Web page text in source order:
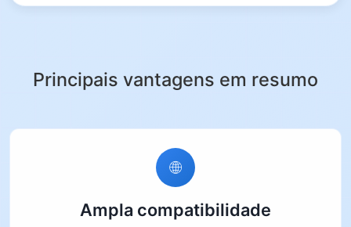
Principais vantagens em resumo
Ampla compatibilidade